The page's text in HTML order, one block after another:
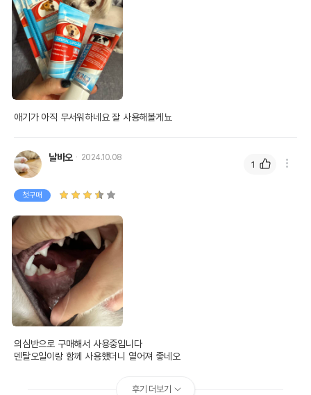
애기가 아직 무서워하네요 잘 사용해볼게뇨
날바오 2024.10.08
첫구매
의심반으로 구매해서 사용중입니다
덴탈오일이랑 함께 사용했더니 옅어져 좋네오
1
후기 더보기